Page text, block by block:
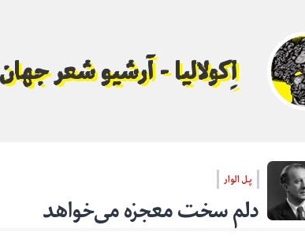
اِکولالیا - آرشیو شعر جهان
پل الوار
دلم سخت معجزه می‌خواهد